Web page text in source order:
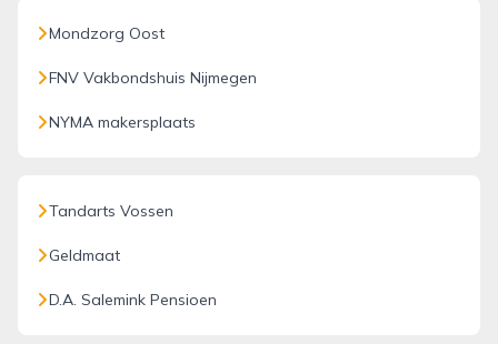
Mondzorg Oost
FNV Vakbondshuis Nijmegen
NYMA makersplaats
Tandarts Vossen
Geldmaat
D.A. Salemink Pensioen